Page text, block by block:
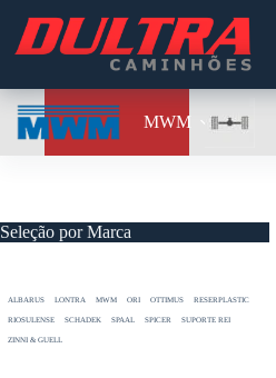
para
MWM
Seleção por Marca
ALBARUS LONTRA MWM ORI OTTIMUS RESERPLASTIC
RIOSULENSE SCHADEK SPAAL SPICER SUPORTE REI
ZINNI & GUELL